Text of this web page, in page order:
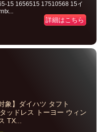
15 1656515 17510568 15イ
詳細はこちら
象】ダイハツ タフト
ッドレス トーヨー ウィン
TX...